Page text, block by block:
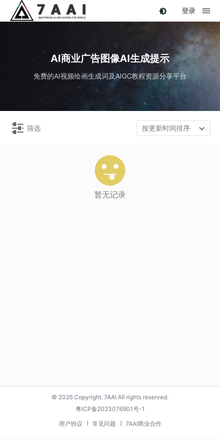
登录
AI商业广告图像AI生成提示
免费的AI视频绘画生成词及AIGC教程资源分享平台
筛选 按更新时间排序
暂无记录
© 2026 Copyright. 7AAI All rights reserved.
粤ICP备2023076901号-1
用户协议
常见问题 7AAI商业合作